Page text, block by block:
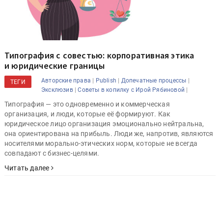
Типография с совестью: корпоративная этика
и юридические границы
ТЕГИ Авторские права | Publish | Допечатные процессы |
Эксклюзив|Советы в копилку с Ирой Рябиновой |
Типография — это одновременно и коммерческая
организация, и люди, которые её формируют. Как
юридическое лицо организация эмоционально нейтральна,
она ориентирована на прибыль. Люди же, напротив, являются
носителями морально-этических норм, которые не всегда
совпадают с бизнес-целями.
Читать далее